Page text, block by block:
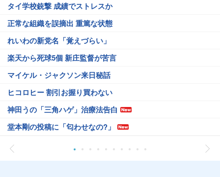
タイ学校銃撃 成績でストレスか
正常な組織を誤摘出 重篤な状態
れいわの新党名「覚えづらい」
楽天から死球5個 新庄監督が苦言
マイケル・ジャクソン来日秘話
ヒコロヒー 割引お握り買わない
神田うの「三角ハゲ」治療法告白
堂本剛の投稿に「匂わせなの?」